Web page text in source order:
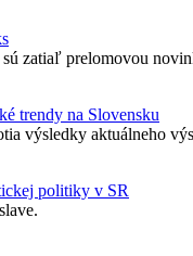
zatiaľ prelomovou
trendy na Slovensku
výsledky aktuálneho
politiky v SR